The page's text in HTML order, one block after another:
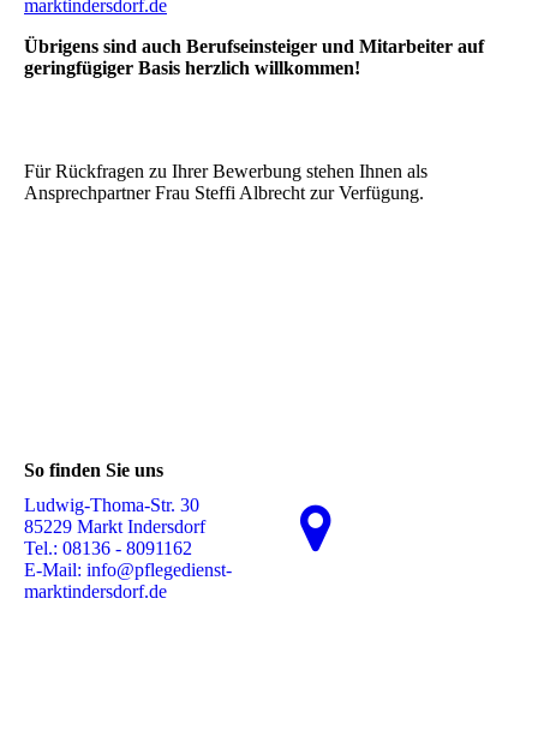
marktindersdorf.de
Übrigens sind auch Berufseinsteiger und Mitarbeiter auf
geringfügiger Basis herzlich willkommen!
Für Rückfragen zu Ihrer Bewerbung stehen Ihnen als
Ansprechpartner Frau Steffi Albrecht zur Verfügung.
So finden Sie uns
Ludwig-Thoma-Str. 30
85229 Markt Indersdorf
Tel.: 08136 - 8091162
E-Mail: info@pflegedienst-
marktindersdorf.de